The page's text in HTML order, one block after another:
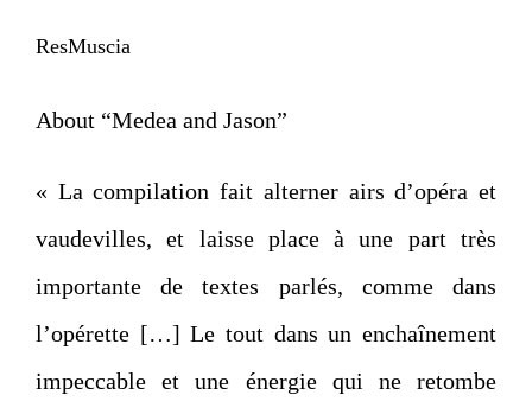
ResMuscia
About “Medea and Jason”
« La compilation fait alterner airs d’opéra et
vaudevilles, et laisse place à une part très
importante de textes parlés, comme dans
l’opérette […] Le tout dans un enchaînement
impeccable et une énergie qui ne retombe